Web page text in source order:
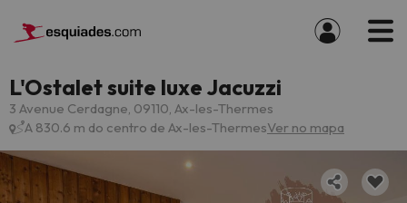
L'Ostalet suite luxe Jacuzzi
3 Avenue Cerdagne, 09110, Ax-les-Thermes
A 830.6 m do centro de Ax-les-ThermesVer no mapa